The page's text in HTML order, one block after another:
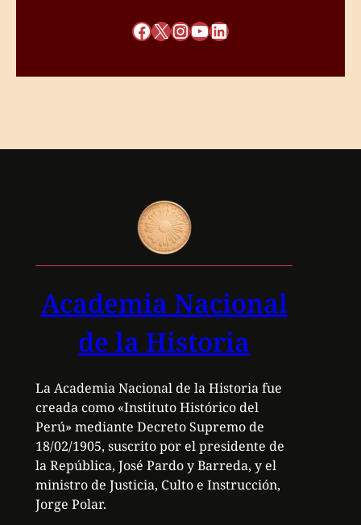
Facebook
X Instagram
YouTube
LinkedIn
Academia Nacional
de la Historia
La Academia Nacional de la Historia fue
creada como «Instituto Histórico del
Perú» mediante Decreto Supremo de
18/02/1905, suscrito por el presidente de
la República, José Pardo y Barreda, y el
ministro de Justicia, Culto e Instrucción,
Jorge Polar.